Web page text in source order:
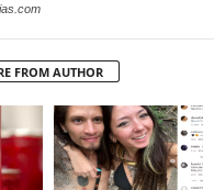
FROM AUTHOR